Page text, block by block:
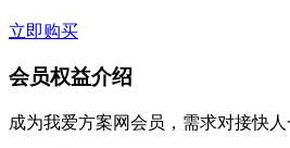
立即购买
会员权益介绍
成为我爱方案网会员，需求对接快